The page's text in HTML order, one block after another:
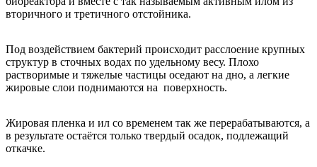
вторичного и третичного отстойника.
Под воздействием бактерий происходит расслоение крупных
структур в сточных водах по удельному весу. Плохо
растворимые и тяжелые частицы оседают на дно, а легкие
жировые слои поднимаются на поверхность.
Жировая пленка и ил со временем так же перерабатываются, а
в результате остаётся только твердый осадок, подлежащий
откачке.